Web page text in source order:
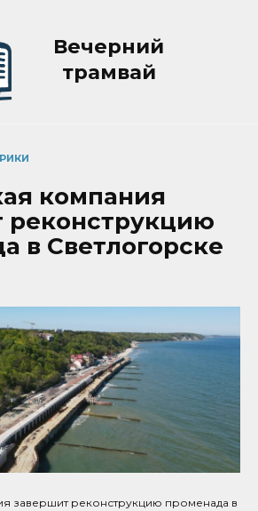
Вечерний
трамвай
компания
реконструкцию
в Светлогорске
завершит реконструкцию променада в